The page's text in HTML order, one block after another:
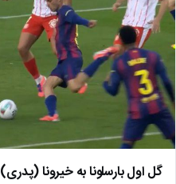
گل اول بارسلونا به خیرونا (پدری)